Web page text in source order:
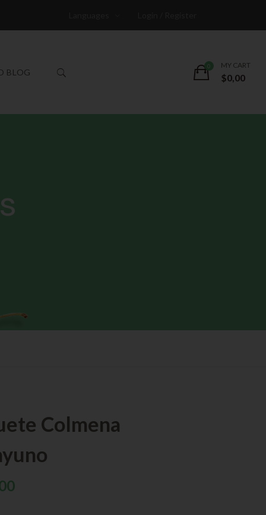
BLOG
MY CART
$0,00
Colmena